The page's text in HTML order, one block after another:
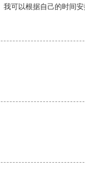
可以根据自己的时间安